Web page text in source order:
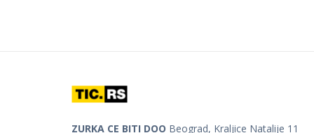
ZURKA CE BITI DOO Beograd, Kraljice Natalije 11